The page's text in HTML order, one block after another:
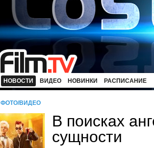
НОВОСТИ ВИДЕО НОВИНКИ РАСПИСАНИЕ
ФОТО/ВИДЕО
В поисках
сущности